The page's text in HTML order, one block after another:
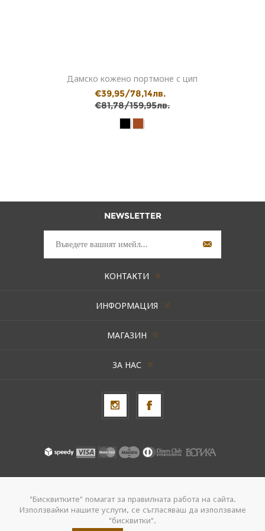
Дамско кожено портмоне с цип
€39,95/78,14лв.
€81,78/159,95лв.
NEWSLETTER
КОНТАКТИ
ИНФОРМАЦИЯ
МАГАЗИН
ЗА НАС
Авторски права © 2026 AxentBox. Всички права запазени.
Powered by nopCommerce
"Бисквитките" помагат за правилната работа на сайта.
Използвайки нашите услуги, се съгласяваш да използваме
"бисквитки".